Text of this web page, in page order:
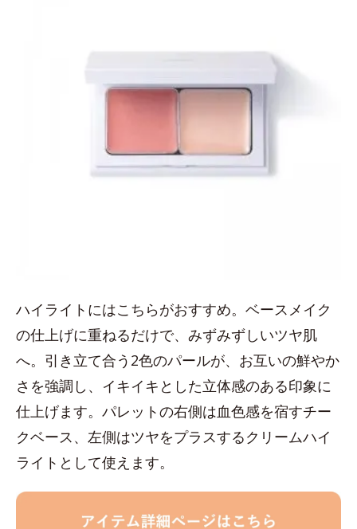
ハイライトにはこちらがおすすめ。ベースメイク
の仕上げに重ねるだけで、みずみずしいツヤ肌
へ。引き立て合う2色のパールが、お互いの鮮やか
さを強調し、イキイキとした立体感のある印象に
仕上げます。パレットの右側は血色感を宿すチー
クベース、左側はツヤをプラスするクリームハイ
ライトとして使えます。